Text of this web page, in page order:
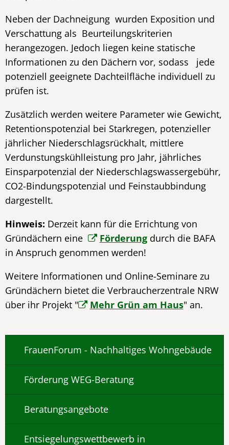
Neben der Dachneigung wurden Exposition und
Verschattung als Beurteilungskriterien
herangezogen. Jedoch liegen keine statische
Informationen zu den Dächern vor, sodass jede
potenziell geeignete Dachteilfläche individuell zu
prüfen ist.
Zusätzlich werden weitere Parameter wie Gewicht,
Retentionspotenzial bei Starkregen, potenzieller
jährlicher Niederschlagsrückhalt, mittlere
Verdunstungskühlleistung pro Jahr, jährliches
Einsparpotenzial der Niederschlagswassergebühr,
CO2-Bindungspotenzial und Feinstaubbindung
dargestellt.
Hinweis: Derzeit kann für die Errichtung von
Gründächern eine
Förderungdurch die BAFA
in Anspruch genommen werden!
Weitere Informationen und Online-Seminare zu
Gründächern bietet die Verbraucherzentrale NRW
über ihr Projekt "
Mehr Grün am Haus" an.
FrauenForum - Nachhaltiges Wohngebäude
Förderung WEG-Beratung
Beratungsangebote
Entsiegelungswettbewerb in